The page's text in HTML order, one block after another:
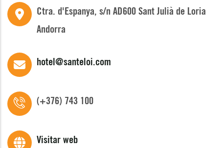
Ctra. d'Espanya, s/n AD600 Sant Julià de Loria
Andorra
hotel@santeloi.com
(+376) 743 100
Visitar web